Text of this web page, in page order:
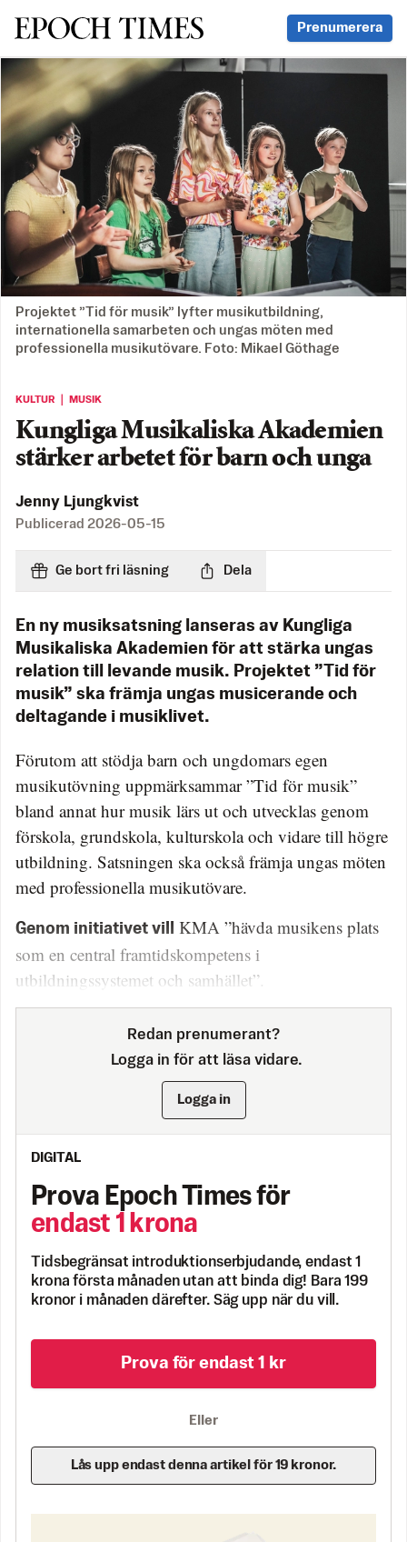
Svenska Epoch Times Prenumerera
Projektet ”Tid för musik” lyfter musikutbildning,
internationella samarbeten och ungas möten med
professionella musikutövare. Foto: Mikael Göthage
KULTUR ｜ MUSIK
Kungliga Musikaliska Akademien
stärker arbetet för barn och unga
Jenny Ljungkvist
Publicerad 2026-05-15
Ge bort fri läsning Dela
En ny musiksatsning lanseras av Kungliga
Musikaliska Akademien för att stärka ungas
relation till levande musik. Projektet ”Tid för
musik” ska främja ungas musicerande och
deltagande i musiklivet.
Förutom att stödja barn och ungdomars egen
musikutövning uppmärksammar ”Tid för musik”
bland annat hur musik lärs ut och utvecklas genom
förskola, grundskola, kulturskola och vidare till högre
utbildning. Satsningen ska också främja ungas möten
med professionella musikutövare.
Genom initiativet vill KMA ”hävda musikens plats
som en central framtidskompetens i
utbildningssystemet och samhället”.
Redan prenumerant?
Logga in för att läsa vidare.
Logga in
DIGITAL
Prova Epoch Times för
endast 1 krona
Tidsbegränsat introduktionserbjudande, endast 1
krona första månaden utan att binda dig! Bara 199
kronor i månaden därefter. Säg upp när du vill.
Prova för endast 1 kr
Eller
Lås upp endast denna artikel för 19 kronor.